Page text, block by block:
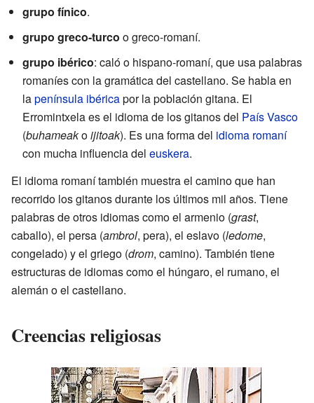
grupo fínico.
grupo greco-turco o greco-romaní.
grupo ibérico: caló o hispano-romaní, que usa palabras
romaníes con la gramática del castellano. Se habla en
lapenínsula ibéricapor la población gitana. El
Erromintxela es el idioma de los gitanos del País Vasco
(buhameakoijitoak). Es una forma del idioma romaní
con mucha influencia del euskera.
El idioma romaní también muestra el camino que han
recorrido los gitanos durante los últimos mil años. Tiene
palabras de otros idiomas como el armenio (grast,
caballo), el persa (ambrol, pera), el eslavo (ledome,
congelado) y el griego (drom, camino). También tiene
estructuras de idiomas como el húngaro, el rumano, el
alemán o el castellano.
Creencias religiosas